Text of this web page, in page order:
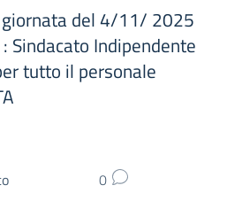
del 4/11/ 2025
Sindacato Indipendente
tutto il personale
0